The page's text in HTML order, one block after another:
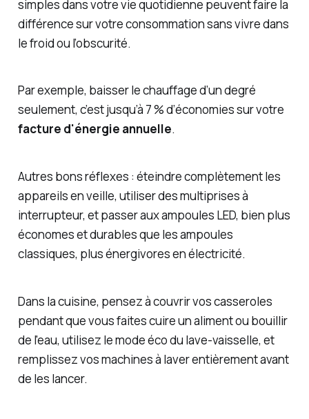
simples dans votre vie quotidienne peuvent faire la
différence sur votre consommation sans vivre dans
le froid ou l’obscurité.
Par exemple, baisser le chauffage d’un degré
seulement, c’est jusqu’à 7 % d’économies sur votre
facture d'énergie annuelle.
Autres bons réflexes : éteindre complètement les
appareils en veille, utiliser des multiprises à
interrupteur, et passer aux ampoules LED, bien plus
économes et durables que les ampoules
classiques, plus énergivores en électricité.
Dans la cuisine, pensez à couvrir vos casseroles
pendant que vous faites cuire un aliment ou bouillir
de l'eau, utilisez le mode éco du lave-vaisselle, et
remplissez vos machines à laver entièrement avant
de les lancer.